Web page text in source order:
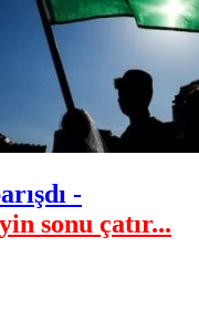
-
sonu çatır...